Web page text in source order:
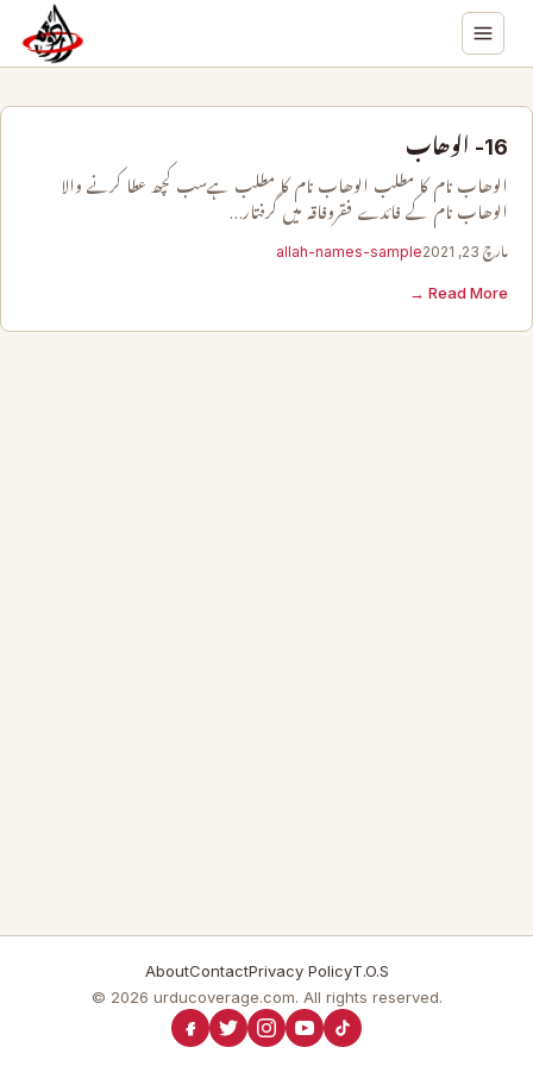
16- الوھاب
الوھاب نام کا مطلب الوھاب نام کا مطلب ہےسب کچھ عطا کرنے والا
الوھاب نام کے فائدے فقروفاقہ میں گرفتار…
مارچ 23, 2021 allah-names-sample
Read More →
AboutContactPrivacy PolicyT.O.S
© 2026 urducoverage.com. All rights reserved.